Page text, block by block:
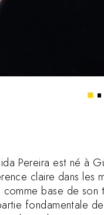
1 2
Pereira est né à
claire dans les
base de son
fondamentale